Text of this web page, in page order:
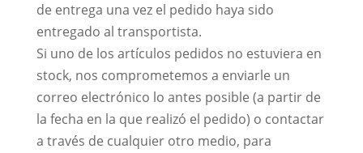
de entrega una vez el pedido haya sido
entregado al transportista.
Si uno de los artículos pedidos no estuviera en
stock, nos comprometemos a enviarle un
correo electrónico lo antes posible (a partir de
la fecha en la que realizó el pedido) o contactar
a través de cualquier otro medio, para